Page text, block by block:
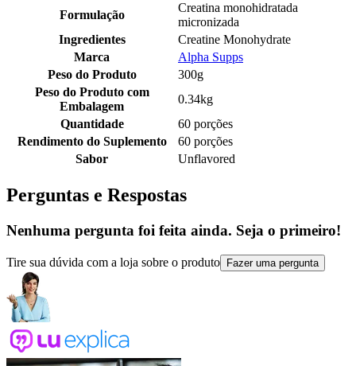
Formulação
Creatina monohidratada
micronizada
Ingredientes
Creatine Monohydrate
Marca
Alpha Supps
Peso do Produto
300g
Peso do Produto com
Embalagem
0.34kg
Quantidade
60 porções
Rendimento do Suplemento
60 porções
Sabor
Unflavored
Perguntas e Respostas
Nenhuma pergunta foi feita ainda. Seja o primeiro!
Tire sua dúvida com a loja sobre o produto Fazer uma pergunta